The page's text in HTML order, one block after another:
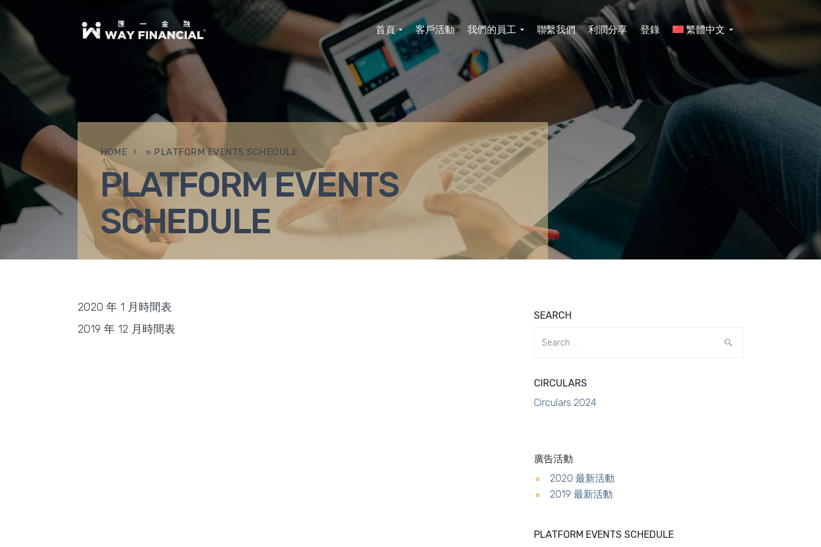
首頁 客戶活動 我們的員工 聯繫我們 利潤分享 登錄 繁體中文
HOME » PLATFORM EVENTS SCHEDULE
PLATFORM EVENTS
SCHEDULE
2020 年 1 月時間表
2019 年 12 月時間表
SEARCH
for:
CIRCULARS
Circulars 2024
廣告活動
2020 最新活動
2019 最新活動
PLATFORM EVENTS SCHEDULE